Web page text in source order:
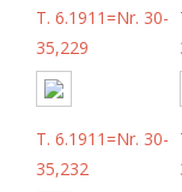
T. 6.1911=Nr. 30-
35,229
T. 6.1911=Nr. 30-
35,232